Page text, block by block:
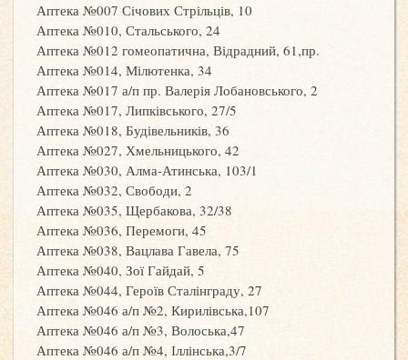
Аптека №007 Січових Стрільців, 10
Аптека №010, Стальського, 24
Аптека №012 гомеопатична, Відрадний, 61,пр.
Аптека №014, Мілютенка, 34
Аптека №017 а/п пр. Валерія Лобановського, 2
Аптека №017, Липківського, 27/5
Аптека №018, Будівельників, 36
Аптека №027, Хмельницького, 42
Аптека №030, Алма-Атинська, 103/1
Аптека №032, Свободи, 2
Аптека №035, Щербакова, 32/38
Аптека №036, Перемоги, 45
Аптека №038, Вацлава Гавела, 75
Аптека №040, Зої Гайдай, 5
Аптека №044, Героїв Сталінграду, 27
Аптека №046 а/п №2, Кирилівська,107
Аптека №046 а/п №3, Волоська,47
Аптека №046 а/п №4, Іллінська,3/7